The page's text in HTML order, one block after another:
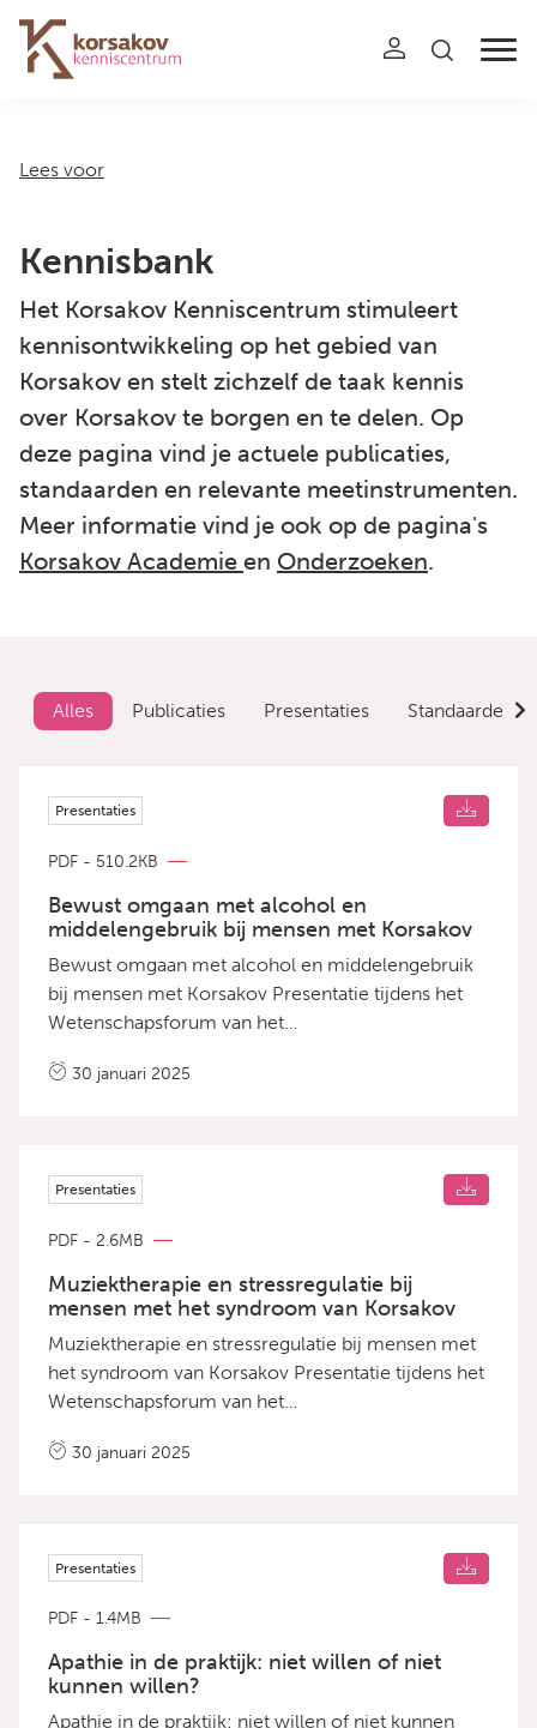
Navigation
Lees voor
Kennisbank
Het Korsakov Kenniscentrum stimuleert
kennisontwikkeling op het gebied van
Korsakov en stelt zichzelf de taak kennis
over Korsakov te borgen en te delen. Op
deze pagina vind je actuele publicaties,
standaarden en relevante meetinstrumenten.
Meer informatie vind je ook op de pagina's
Korsakov Academie en Onderzoeken.
Alles Publicaties Presentaties Standaarden
Presentaties
PDF - 510.2KB
Bewust omgaan met alcohol en
middelengebruik bij mensen met Korsakov
Bewust omgaan met alcohol en middelengebruik
bij mensen met Korsakov Presentatie tijdens het
Wetenschapsforum van het
door Roeline Biemond, GZ-psycholoog binnen het
30 januari 2025
Presentaties
PDF - 2.6MB
Muziektherapie en stressregulatie bij
mensen met het syndroom van Korsakov
Muziektherapie en stressregulatie bij mensen met
het syndroom van Korsakov Presentatie tijdens het
Wetenschapsforum van het
door Gerjanne van der Stouw, Muziektherapeut
30 januari 2025
Presentaties
PDF - 1.4MB
Apathie in de praktijk: niet willen of niet
kunnen willen?
Apathie in de praktijk: niet willen of niet kunnen